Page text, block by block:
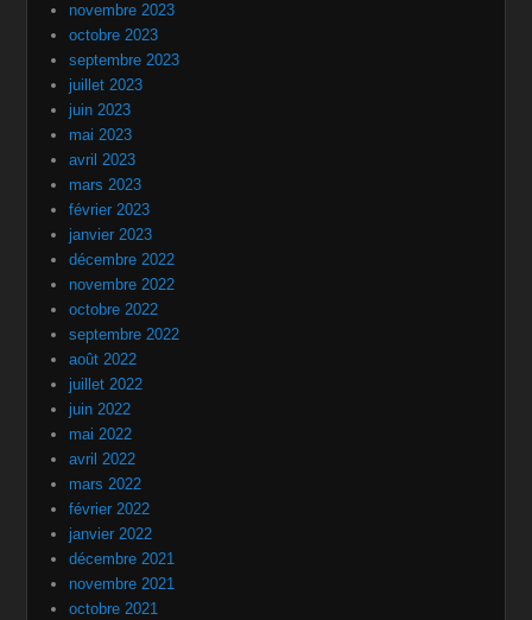
novembre 2023
octobre 2023
septembre 2023
juillet 2023
juin 2023
mai 2023
avril 2023
mars 2023
février 2023
janvier 2023
décembre 2022
novembre 2022
octobre 2022
septembre 2022
août 2022
juillet 2022
juin 2022
mai 2022
avril 2022
mars 2022
février 2022
janvier 2022
décembre 2021
novembre 2021
octobre 2021